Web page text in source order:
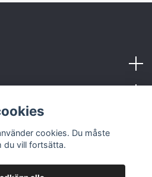
cookies. Du måste
du vill fortsätta.